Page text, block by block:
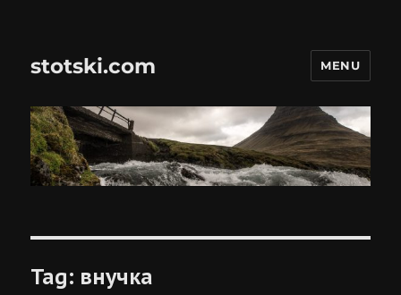
stotski.com MENU
Tag: внучка